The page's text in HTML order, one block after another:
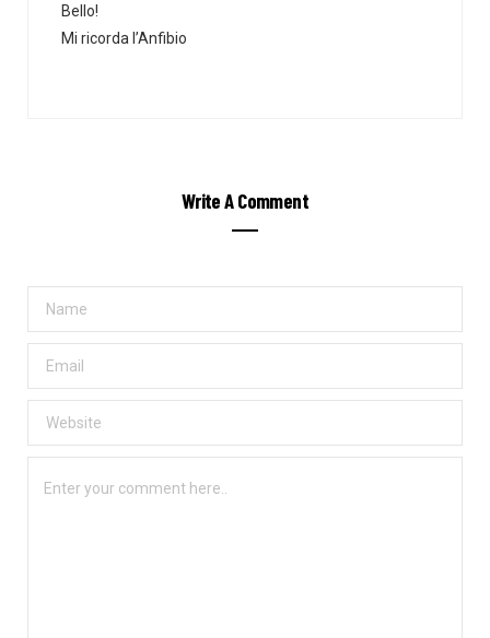
Bello!
Mi ricorda l’Anfibio
Write A Comment